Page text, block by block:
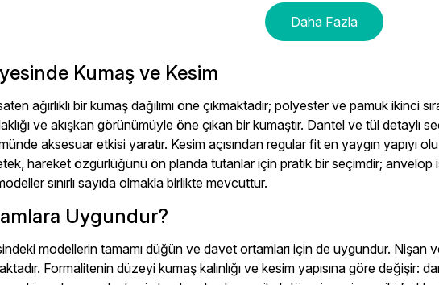
Daha Fazla
Kumaş ve Kesim
ağırlıklı bir kumaş dağılımı öne çıkmaktadır; polyester ve pamuk ikinci
ve akışkan görünümüyle öne çıkan bir kumaştır. Dantel ve tül detaylı
aksesuar etkisi yaratır. Kesim açısından regular fit en yaygın yapıyı
hareket özgürlüğünü ön planda tutanlar için pratik bir seçimdir; anvelop
sınırlı sayıda olmakla birlikte mevcuttur.
Uygundur?
modellerin tamamı düğün ve davet ortamları için de uygundur.
Formalitenin düzeyi kumaş kalınlığı ve kesim yapısına göre değişir: